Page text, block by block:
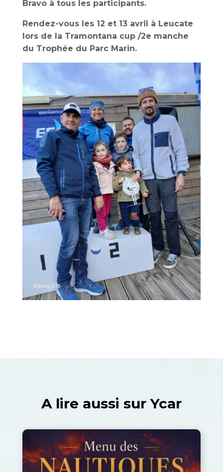
Bravo à tous les participants.
Rendez-vous les 12 et 13 avril à Leucate
lors de la Tramontana cup /2e manche
du Trophée du Parc Marin.
A lire aussi sur Ycar